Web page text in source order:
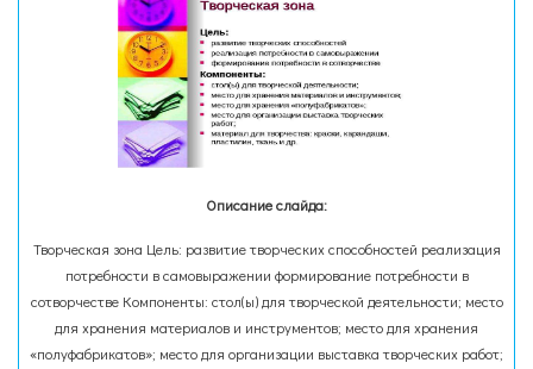
Описание слайда:
Творческая зона Цель: развитие творческих способностей реализация
потребности в самовыражении формирование потребности в
сотворчестве Компоненты: стол(ы) для творческой деятельности; место
для хранения материалов и инструментов; место для хранения
«полуфабрикатов»; место для организации выставка творческих работ;